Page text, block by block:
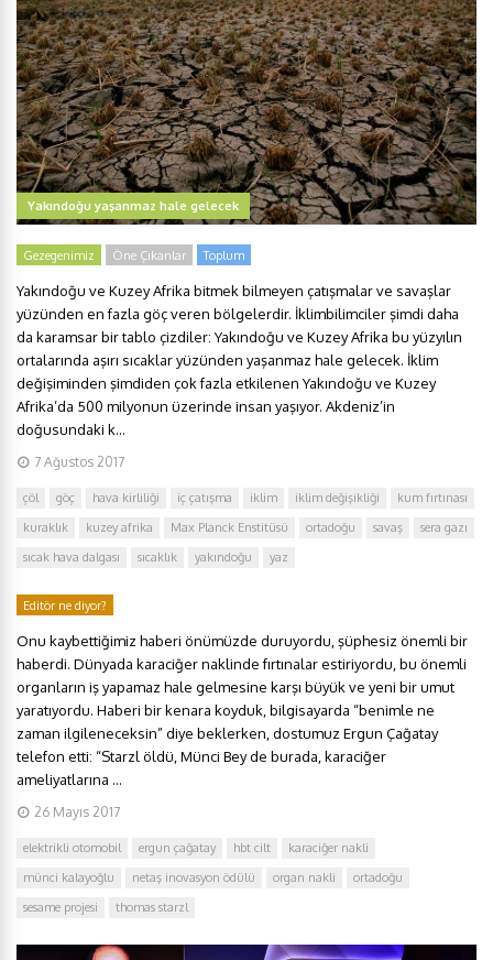
Yakındoğu yaşanmaz hale gelecek
Gezegenimiz Öne Çıkanlar Toplum
Yakındoğu ve Kuzey Afrika bitmek bilmeyen çatışmalar ve savaşlar
yüzünden en fazla göç veren bölgelerdir. İklimbilimciler şimdi daha
da karamsar bir tablo çizdiler: Yakındoğu ve Kuzey Afrika bu yüzyılın
ortalarında aşırı sıcaklar yüzünden yaşanmaz hale gelecek. İklim
değişiminden şimdiden çok fazla etkilenen Yakındoğu ve Kuzey
Afrika’da 500 milyonun üzerinde insan yaşıyor. Akdeniz’in
doğusundaki k...
7 Ağustos 2017
çöl göç hava kirliliği iç çatışma iklim iklim değişikliği
kum fırtınası
kuraklık
kuzey afrika Max Planck Enstitüsü ortadoğu savaş
sera gazı
sıcak hava dalgası
sıcaklık yakındoğu yaz
Editör ne diyor?
Onu kaybettiğimiz haberi önümüzde duruyordu, şüphesiz önemli bir
haberdi. Dünyada karaciğer naklinde fırtınalar estiriyordu, bu önemli
organların iş yapamaz hale gelmesine karşı büyük ve yeni bir umut
yaratıyordu. Haberi bir kenara koyduk, bilgisayarda “benimle ne
zaman ilgileneceksin” diye beklerken, dostumuz Ergun Çağatay
telefon etti: “Starzl öldü, Münci Bey de burada, karaciğer
ameliyatlarına ...
26 Mayıs 2017
elektrikli otomobil ergun çağatay hbt cilt
karaciğer nakli
münci kalayoğlu
netaş inovasyon ödülü organ nakli
ortadoğu
sesame projesi
thomas starzl